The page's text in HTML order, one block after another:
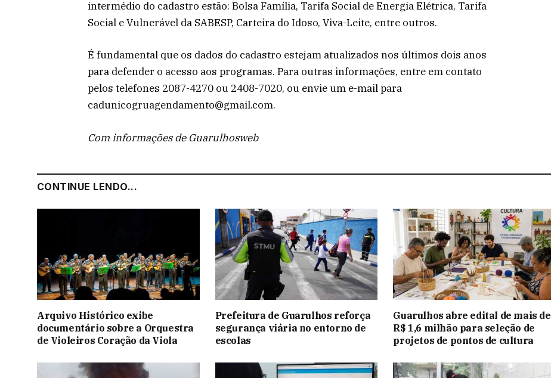
intermédio do cadastro estão: Bolsa Família, Tarifa Social de Energia Elétrica, Tarifa
Social e Vulnerável da SABESP, Carteira do Idoso, Viva-Leite, entre outros.
É fundamental que os dados do cadastro estejam atualizados nos últimos dois anos
para defender o acesso aos programas. Para outras informações, entre em contato
pelos telefones 2087-4270 ou 2408-7020, ou envie um e-mail para
cadunicogruagendamento@gmail.com.
Com informações de Guarulhosweb
CONTINUE LENDO...
Arquivo Histórico exibe
documentário sobre a Orquestra
de Violeiros Coração da Viola
Prefeitura de Guarulhos reforça
segurança viária no entorno de
escolas
Guarulhos abre edital de mais de
R$ 1,6 milhão para seleção de
projetos de pontos de cultura